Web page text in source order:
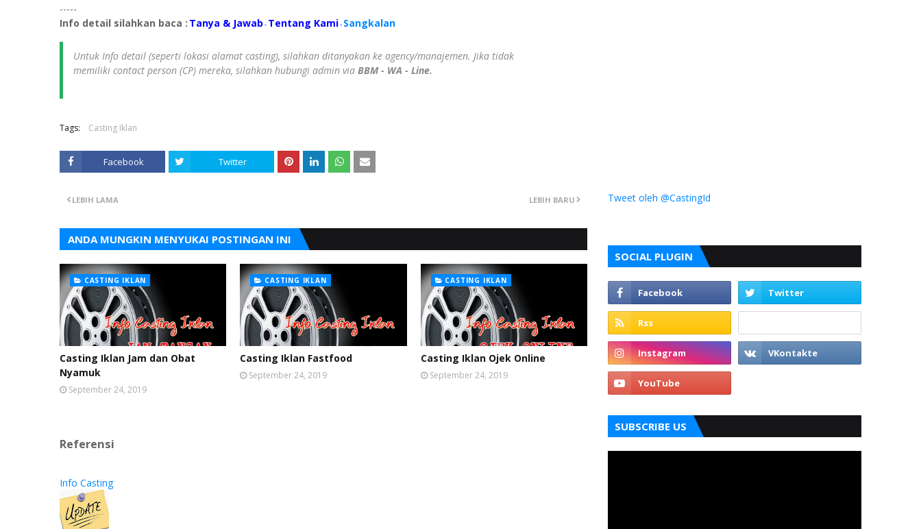
-----
Info detail silahkan baca : Tanya & Jawab - Tentang Kami - Sangkalan
Untuk Info detail (seperti lokasi alamat casting), silahkan ditanyakan ke agency/manajemen. Jika tidak
memiliki contact person (CP) mereka, silahkan hubungi admin via BBM - WA - Line.
Tags: Casting Iklan
Facebook Twitter
LEBIH BARU
LEBIH LAMA
ANDA MUNGKIN MENYUKAI POSTINGAN INI
CASTING IKLAN
Casting Iklan Jam dan Obat
Nyamuk
September 24, 2019
CASTING IKLAN
Casting Iklan Fastfood
September 24, 2019
CASTING IKLAN
Casting Iklan Ojek Online
September 24, 2019
Referensi
Info Casting
Tweet oleh @CastingId
SOCIAL PLUGIN
SUBSCRIBE US